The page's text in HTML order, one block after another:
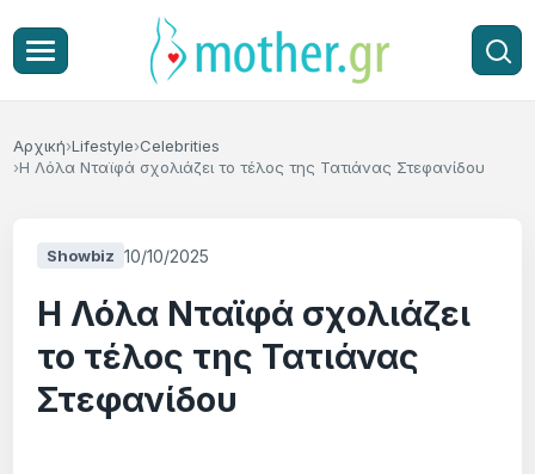
Αρχική Lifestyle Celebrities
Η Λόλα Νταϊφά σχολιάζει το τέλος της Τατιάνας Στεφανίδου
Showbiz 10/10/2025
Η Λόλα Νταϊφά σχολιάζει
το τέλος της Τατιάνας
Στεφανίδου